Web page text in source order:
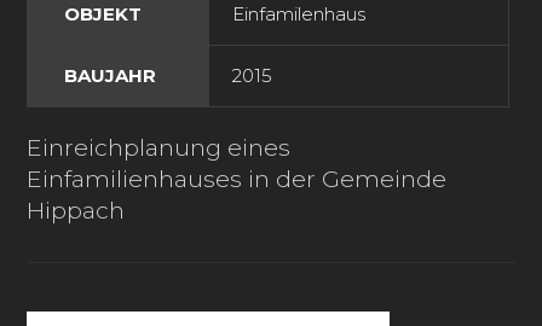
OBJEKT Einfamilenhaus
BAUJAHR 2015
Einreichplanung eines
Einfamilienhauses in der Gemeinde
Hippach